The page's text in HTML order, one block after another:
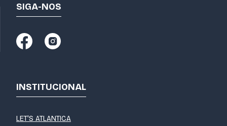
SIGA-NOS
INSTITUCIONAL
LET'S ATLANTICA